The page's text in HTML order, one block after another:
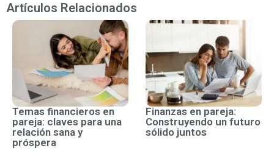
Artículos Relacionados
Temas financieros en
pareja: claves para una
relación sana y
próspera
Finanzas en pareja:
Construyendo un futuro
sólido juntos